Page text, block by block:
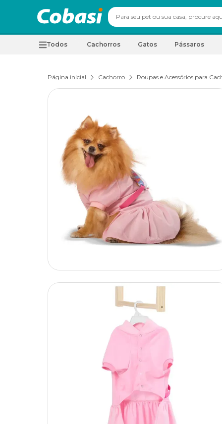
Todos Cachorros Gatos Pássaros
Página inicial Cachorro Roupas e Acessórios para